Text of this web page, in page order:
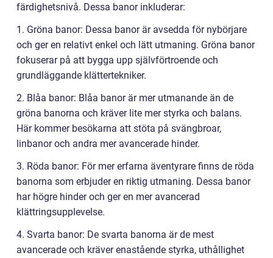
färdighetsnivå. Dessa banor inkluderar:
1. Gröna banor: Dessa banor är avsedda för nybörjare
och ger en relativt enkel och lätt utmaning. Gröna banor
fokuserar på att bygga upp självförtroende och
grundläggande klättertekniker.
2. Blåa banor: Blåa banor är mer utmanande än de
gröna banorna och kräver lite mer styrka och balans.
Här kommer besökarna att stöta på svängbroar,
linbanor och andra mer avancerade hinder.
3. Röda banor: För mer erfarna äventyrare finns de röda
banorna som erbjuder en riktig utmaning. Dessa banor
har högre hinder och ger en mer avancerad
klättringsupplevelse.
4. Svarta banor: De svarta banorna är de mest
avancerade och kräver enastående styrka, uthållighet